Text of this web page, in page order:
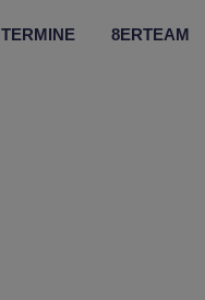
TERMINE 8ERTEAM